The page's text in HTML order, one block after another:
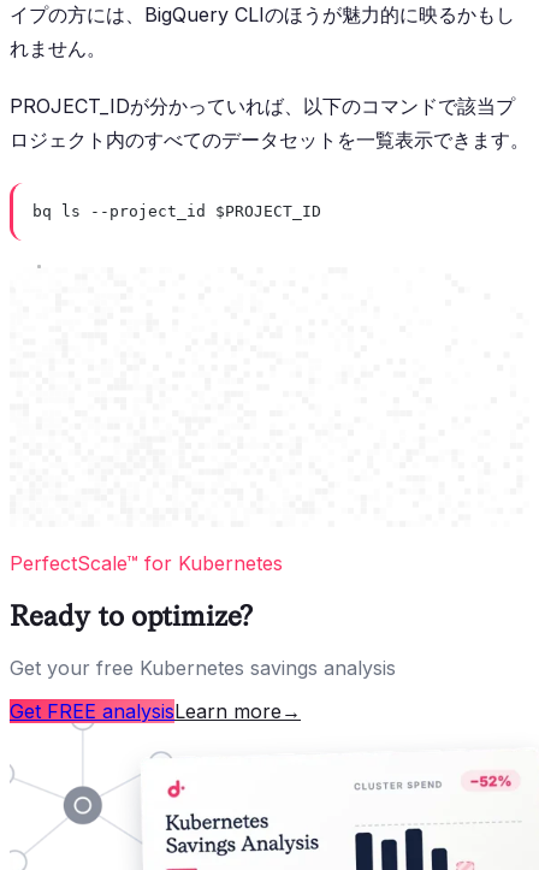
イプの方には、BigQuery CLIのほうが魅力的に映るかもし
れません。
PROJECT_IDが分かっていれば、以下のコマンドで該当プ
ロジェクト内のすべてのデータセットを一覧表示できます。
bq ls --project_id $PROJECT_ID
PerfectScale™ for Kubernetes
Ready to optimize?
Get your free Kubernetes savings analysis
Get FREE analysisLearn more →